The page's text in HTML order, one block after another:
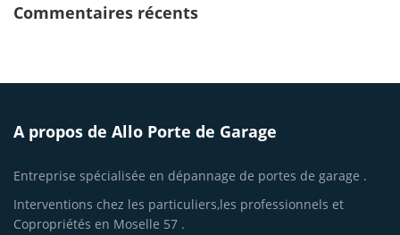
Commentaires récents
A propos de Allo Porte de Garage
Entreprise spécialisée en dépannage de portes de garage .
Interventions chez les particuliers,les professionnels et
Copropriétés en Moselle 57 .